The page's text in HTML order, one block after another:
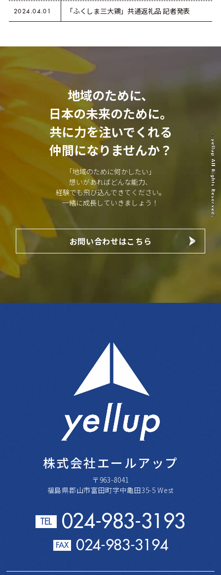
2024.04.01 「ふくしま三大鶏」共通返礼品 記者発表
地域のために、
日本の未来のために。
共に力を注いでくれる
仲間になりませんか？
「地域のために何かしたい」
想いがあればどんな能力、
経験でも飛び込んできてください。
一緒に成長していきましょう！
お問い合わせはこちら
株式会社エールアップ
〒963-8041
福島県郡山市富田町字中亀田35-5 West
TEL 024-983-3193
FAX 024-983-3194